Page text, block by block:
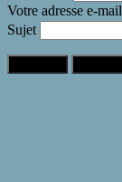
Votre adresse e-mail
Sujet